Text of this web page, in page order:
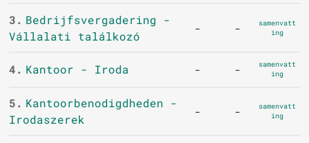
3. Bedrijfsvergadering -
Vállalati találkozó
- -
samenvatt
ing
4. Kantoor - Iroda - -
samenvatt
ing
5. Kantoorbenodigdheden -
Irodaszerek
- -
samenvatt
ing